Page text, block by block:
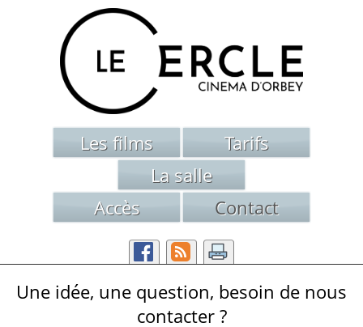
navigateur internet est obsolète. Pour profiter
modernes du web en toute sécurité, nous vous
en proposons une sélection
Google Chrome Mozilla Firefox
Les films
Tarifs
La salle
Accès
Contact
Une idée, une question, besoin de nous
contacter ?